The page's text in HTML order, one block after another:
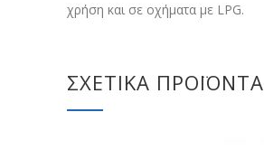
χρήση και σε οχήματα με LPG.
ΣΧΕΤΙΚΆ ΠΡΟΪΌΝΤΑ